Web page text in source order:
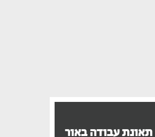
תאונת עבודה באור